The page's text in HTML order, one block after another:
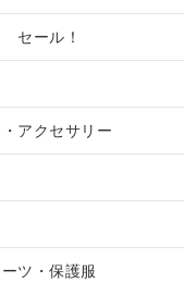
セール！
アクセサリー
ツ・保護服